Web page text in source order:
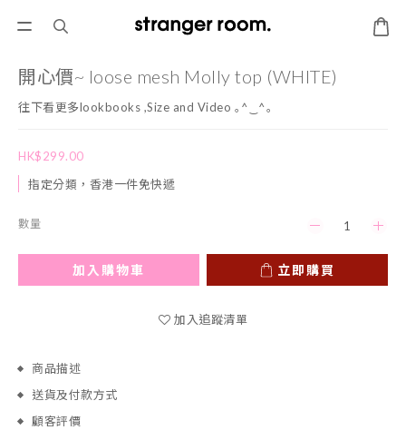
開心價~ loose mesh Molly top (WHITE)
往下看更多lookbooks ,Size and Video ｡^‿^｡
HK$299.00
指定分類，香港一件免快遞
數量
加入購物車 立即購買
加入追蹤清單
商品描述
送貨及付款方式
顧客評價